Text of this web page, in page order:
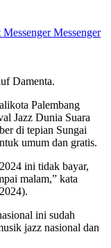
Messenger Messenger
Damenta.
Palembang
Jazz Dunia Suara
di tepian Sungai
umum dan gratis.
ini tidak bayar,
malam,” kata
ini sudah
jazz nasional dan